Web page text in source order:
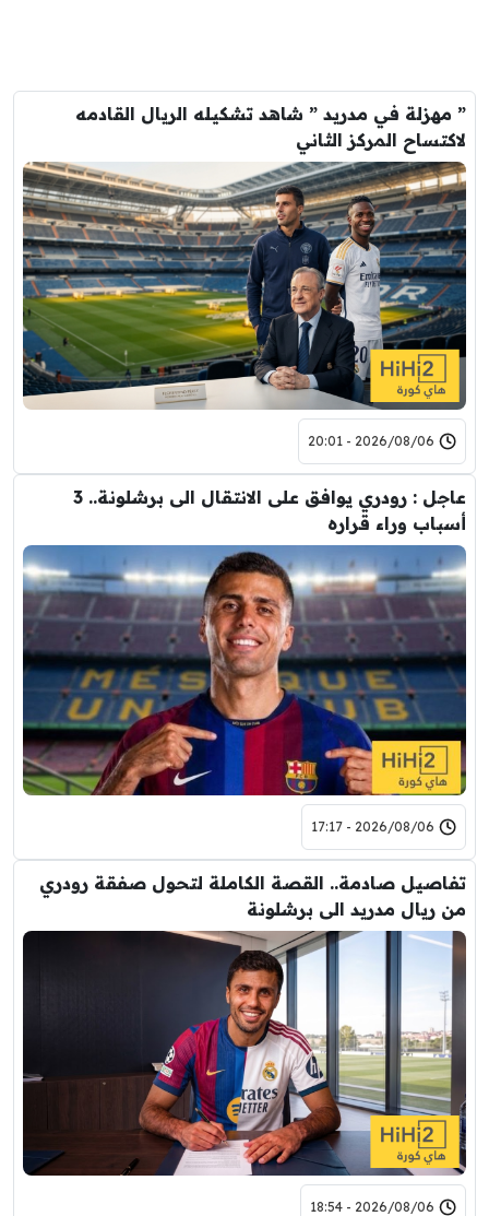
” مهزلة في مدريد ” شاهد تشكيله الريال القادمه
لاكتساح المركز الثاني
2026/08/06 - 20:01
عاجل : رودري يوافق على الانتقال الى برشلونة.. 3
أسباب وراء قراره
2026/08/06 - 17:17
تفاصيل صادمة.. القصة الكاملة لتحول صفقة رودري
من ريال مدريد الى برشلونة
2026/08/06 - 18:54